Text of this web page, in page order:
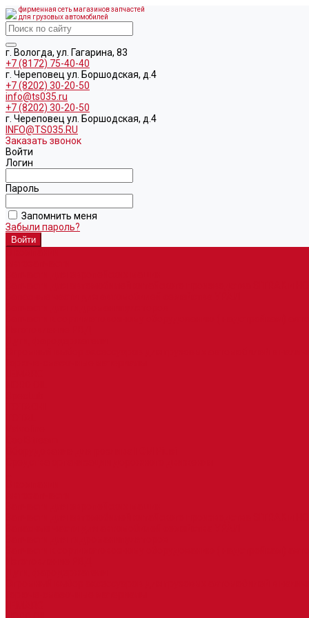
фирменная сеть магазинов запчастей
для грузовых автомобилей
г. Вологда, ул. Гагарина, 83
+7 (8172) 75-40-40
г. Череповец ул. Боршодская, д.4
+7 (8202) 30-20-50
info@ts035.ru
+7 (8202) 30-20-50
г. Череповец ул. Боршодская, д.4
INFO@TS035.RU
Заказать звонок
Войти
Логин
Пароль
Запомнить меня
Забыли пароль?